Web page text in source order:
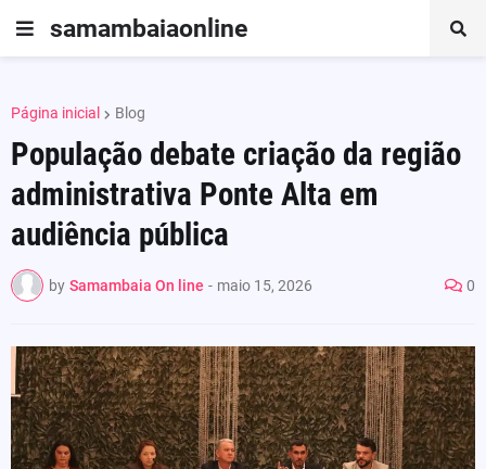
samambaiaonline
Página inicial Blog
População debate criação da região
administrativa Ponte Alta em
audiência pública
by Samambaia On line - maio 15, 2026 0